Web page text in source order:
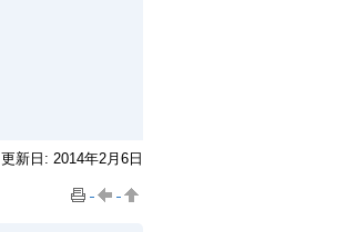
更新日: 2014年2月6日